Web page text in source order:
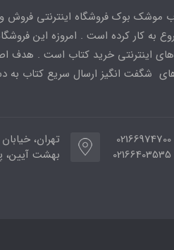
موشک بوک فروشگاه اینترنتی
به کار کرده است . امروزه این
اینترنتی خرید کتاب است . هدف
شگفت انگیز ارسال سریع کتاب به
02166974700
02166403535
تهران،
بهشت آیین،